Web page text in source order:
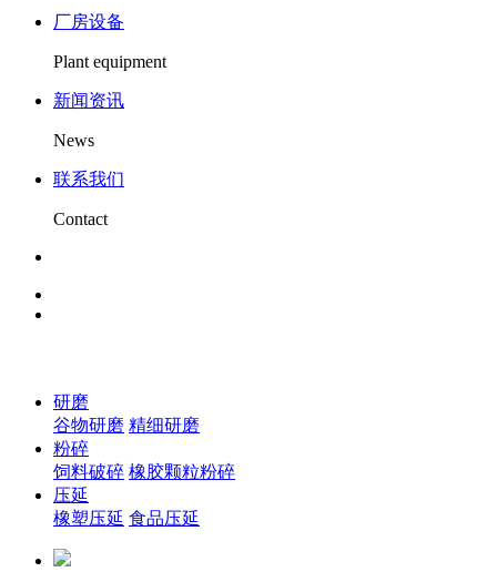
厂房设备
Plant equipment
新闻资讯
News
联系我们
Contact
研磨
谷物研磨 精细研磨
粉碎
饲料破碎 橡胶颗粒粉碎
压延
橡塑压延 食品压延